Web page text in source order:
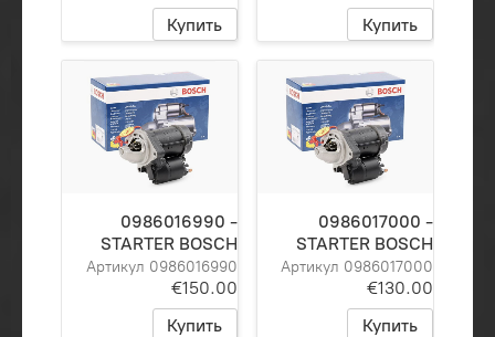
Купить
Купить
0986016990 -
STARTER BOSCH
Артикул 0986016990
€150.00
Купить
0986017000 -
STARTER BOSCH
Артикул 0986017000
€130.00
Купить